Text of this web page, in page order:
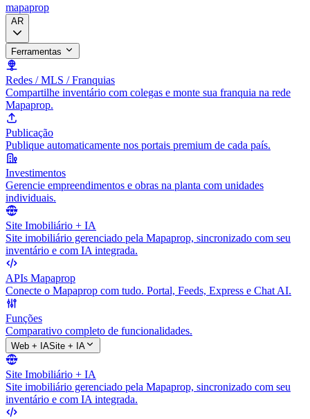
mapaprop
AR
Ferramentas
Redes / MLS / Franquias
Compartilhe inventário com colegas e monte sua franquia na rede
Mapaprop.
Publicação
Publique automaticamente nos portais premium de cada país.
Investimentos
Gerencie empreendimentos e obras na planta com unidades
individuais.
Site Imobiliário + IA
Site imobiliário gerenciado pela Mapaprop, sincronizado com seu
inventário e com IA integrada.
APIs Mapaprop
Conecte o Mapaprop com tudo. Portal, Feeds, Express e Chat AI.
Funções
Comparativo completo de funcionalidades.
Web + IASite + IA
Site Imobiliário + IA
Site imobiliário gerenciado pela Mapaprop, sincronizado com seu
inventário e com IA integrada.